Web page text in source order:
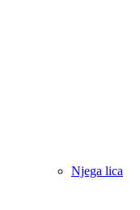
Njega lica